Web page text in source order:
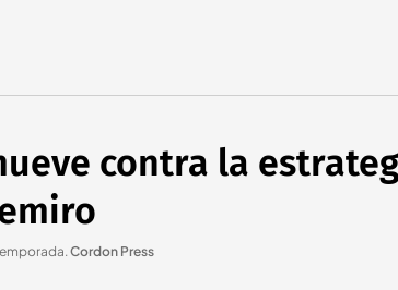
contra la
.Cordon Press